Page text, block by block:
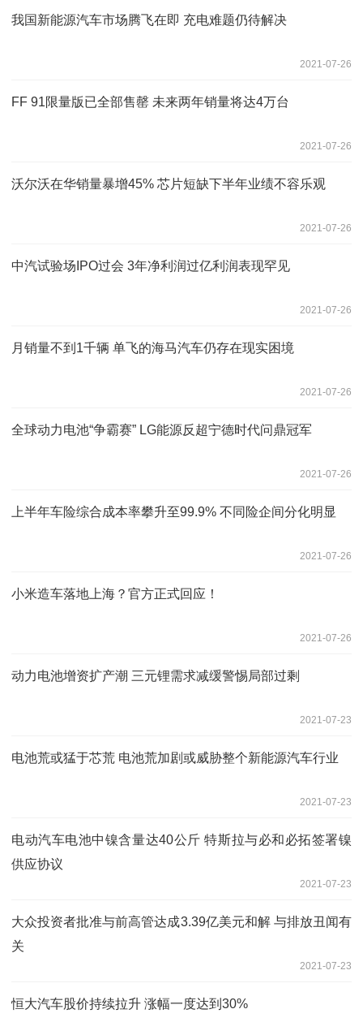
我国新能源汽车市场腾飞在即 充电难题仍待解决
2021-07-26
FF 91限量版已全部售罄 未来两年销量将达4万台
2021-07-26
沃尔沃在华销量暴增45% 芯片短缺下半年业绩不容乐观
2021-07-26
中汽试验场IPO过会 3年净利润过亿利润表现罕见
2021-07-26
月销量不到1千辆 单飞的海马汽车仍存在现实困境
2021-07-26
全球动力电池“争霸赛” LG能源反超宁德时代问鼎冠军
2021-07-26
上半年车险综合成本率攀升至99.9% 不同险企间分化明显
2021-07-26
小米造车落地上海？官方正式回应！
2021-07-26
动力电池增资扩产潮 三元锂需求减缓警惕局部过剩
2021-07-23
电池荒或猛于芯荒 电池荒加剧或威胁整个新能源汽车行业
2021-07-23
电动汽车电池中镍含量达40公斤 特斯拉与必和必拓签署镍
供应协议
2021-07-23
大众投资者批准与前高管达成3.39亿美元和解 与排放丑闻有
关
2021-07-23
恒大汽车股价持续拉升 涨幅一度达到30%